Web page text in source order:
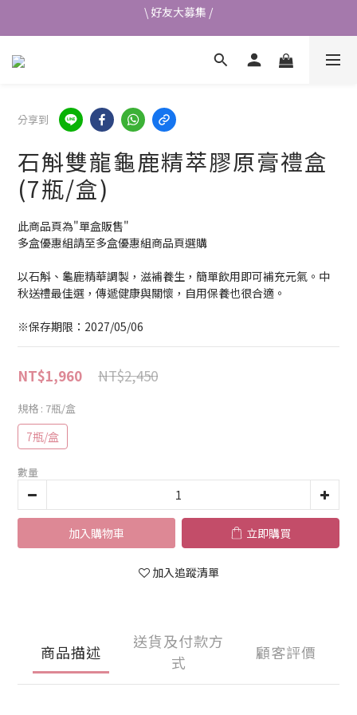
\ 好友大募集 /
首次加入會員送$50元購物金💰
👉立即成為蘭都會員
分享到
石斛雙龍龜鹿精萃膠原膏禮盒
(7瓶/盒)
此商品頁為"單盒販售"
多盒優惠組請至多盒優惠組商品頁選購
以石斛、龜鹿精華調製，滋補養生，簡單飲用即可補充元氣。中
秋送禮最佳選，傳遞健康與關懷，自用保養也很合適。
※保存期限：2027/05/06
NT$2,450
NT$1,960
規格 : 7瓶/盒
7瓶/盒
數量
加入購物車 立即購買
加入追蹤清單
商品描述
送貨及付款方
式
顧客評價